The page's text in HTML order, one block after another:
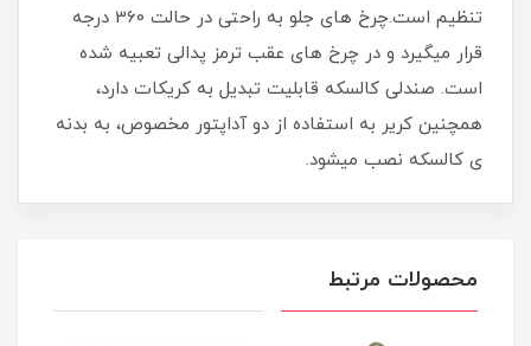
تنظیم است.چرخ های جلو به راحتی در حالت 360 درجه
قرار میگیرد و در چرخ های عقب ترمز پدالی تعبیه شده
است. صندلی کالسکه قابلیت تبدیل به کریکات دارد،
همچنین کریر به استفاده از دو آداپتور مخصوص، به بدنه
ی کالسکه نصب میشود.
محصولات مرتبط